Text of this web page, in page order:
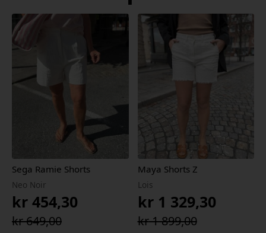
Sega Ramie Shorts
Neo Noir
kr649,00
Opprinnelig
kr 454,30
Nåværende
Maya Shorts Z
Lois
kr1 899,00
Opprinnelig
kr1 329,30
Nåværende